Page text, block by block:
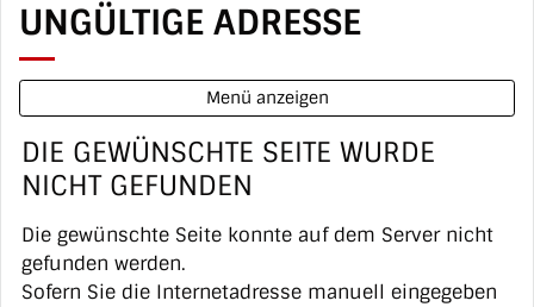
UNGÜLTIGE ADRESSE
Menü anzeigen
DIE GEWÜNSCHTE SEITE WURDE
NICHT GEFUNDEN
Die gewünschte Seite konnte auf dem Server nicht
gefunden werden.
Sofern Sie die Internetadresse manuell eingegeben